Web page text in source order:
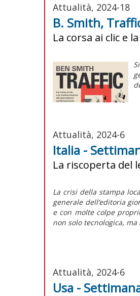
Attualità, 2024-18
B. Smith,
La corsa ai clic e
Attualità, 2024-6
Italia -
La riscoperta del
La crisi della stampa
generale dell’editoria
e con molte colpe
non solo tecnologica,
Attualità, 2024-6
Usa -